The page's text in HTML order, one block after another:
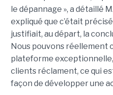
le dépannage », a détaillé
expliqué que c’était
justifiait, au départ, la
Nous pouvons réellement
plateforme
clients réclament, ce qui
façon de développer une